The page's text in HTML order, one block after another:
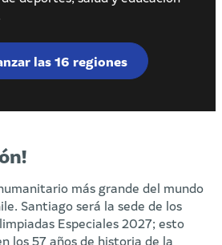
las 16 regiones
más grande del mundo
Santiago será la sede de los
Especiales 2027; esto
los 57 años de historia de la